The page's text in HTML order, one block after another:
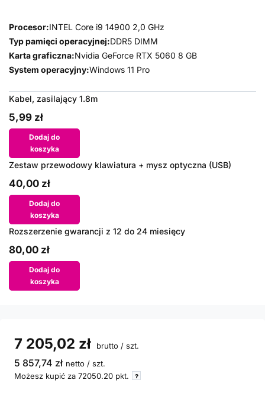
Procesor:INTEL Core i9 14900 2,0 GHz
Typ pamięci operacyjnej:DDR5 DIMM
Karta graficzna:Nvidia GeForce RTX 5060 8 GB
System operacyjny:Windows 11 Pro
Kabel, zasilający 1.8m
5,99 zł
Dodaj do
koszyka
Zestaw przewodowy klawiatura + mysz optyczna (USB)
40,00 zł
Dodaj do
koszyka
Rozszerzenie gwarancji z 12 do 24 miesięcy
80,00 zł
Dodaj do
koszyka
7 205,02 zł brutto / szt.
5 857,74 zł netto / szt.
Możesz kupić za 72050.20 pkt.